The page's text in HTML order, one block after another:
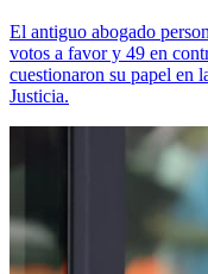
El antiguo abogado
votos a favor y 49 en
cuestionaron su papel en
Justicia.